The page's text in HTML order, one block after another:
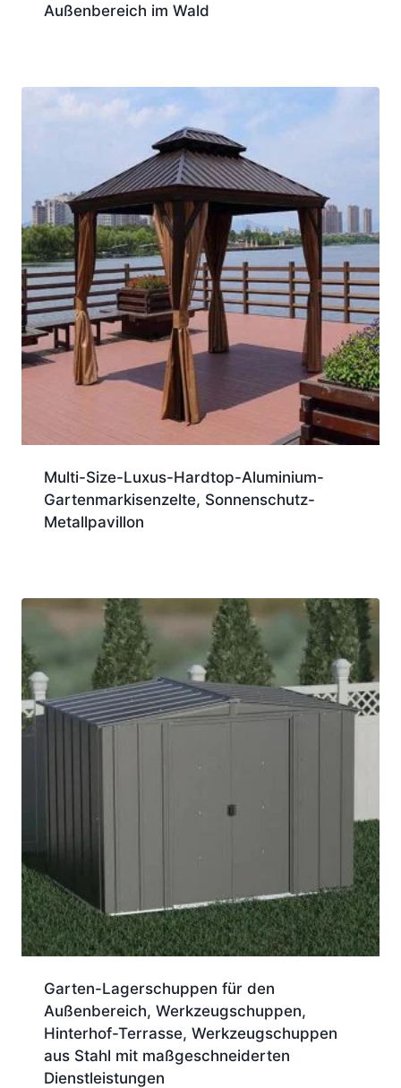
Außenbereich im Wald
Multi-Size-Luxus-Hardtop-Aluminium-
Gartenmarkisenzelte, Sonnenschutz-
Metallpavillon
Garten-Lagerschuppen für den
Außenbereich, Werkzeugschuppen,
Hinterhof-Terrasse, Werkzeugschuppen
aus Stahl mit maßgeschneiderten
Dienstleistungen